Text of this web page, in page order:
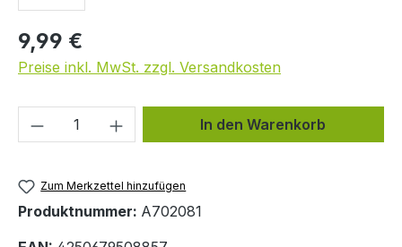
9,99 €
Preise inkl. MwSt. zzgl. Versandkosten
Produkt Anzahl: Gib denIn den Warenkorb
Zum Merkzettel hinzufügen
Produktnummer: A702081